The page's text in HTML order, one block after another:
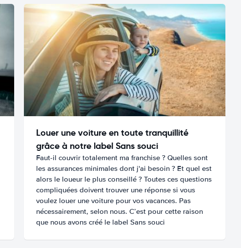
Louer une voiture en toute tranquillité
grâce à notre label Sans souci
Faut-il couvrir totalement ma franchise ? Quelles sont
les assurances minimales dont j'ai besoin ? Et quel est
alors le loueur le plus conseillé ? Toutes ces questions
compliquées doivent trouver une réponse si vous
voulez louer une voiture pour vos vacances. Pas
nécessairement, selon nous. C’est pour cette raison
que nous avons créé le label Sans souci